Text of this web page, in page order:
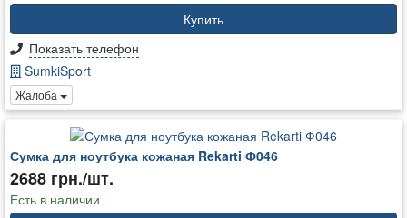
Купить
Показать телефон
SumkiSport
Жалоба
Сумка для ноутбука кожаная Rekarti Ф046
2688 грн./шт.
Есть в наличии